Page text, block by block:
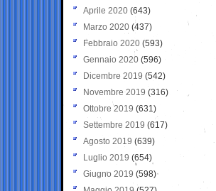
Aprile 2020 (643)
Marzo 2020 (437)
Febbraio 2020 (593)
Gennaio 2020 (596)
Dicembre 2019 (542)
Novembre 2019 (316)
Ottobre 2019 (631)
Settembre 2019 (617)
Agosto 2019 (639)
Luglio 2019 (654)
Giugno 2019 (598)